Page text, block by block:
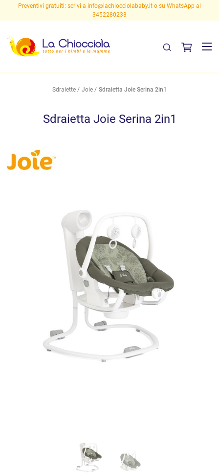
Preventivi gratuiti: scrivi a info@lachiocciolababy.it o su WhatsApp al
3452280233
Sdraiette Joie Sdraietta Joie Serina 2in1
Sdraietta Joie Serina 2in1